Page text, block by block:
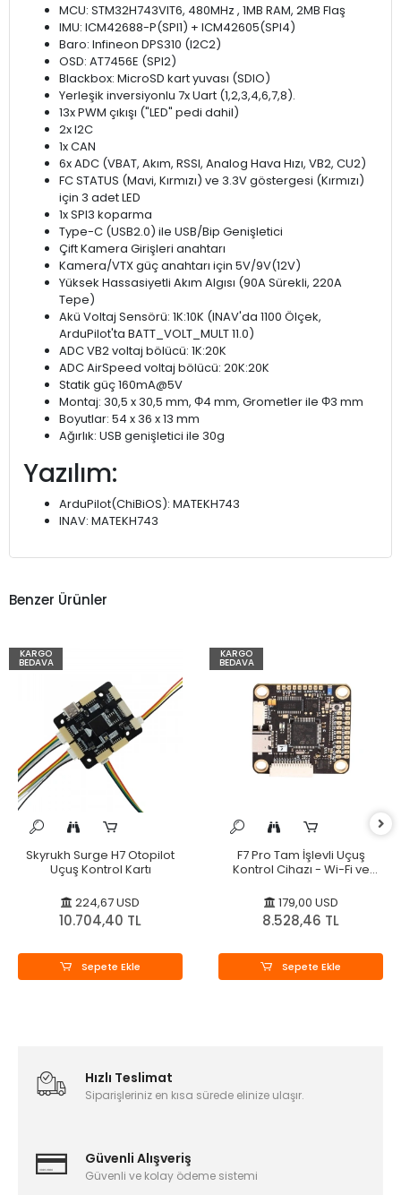
MCU: STM32H743VIT6, 480MHz , 1MB RAM, 2MB Flaş
IMU: ICM42688-P(SPI1) + ICM42605(SPI4)
Baro: Infineon DPS310 (I2C2)
OSD: AT7456E (SPI2)
Blackbox: MicroSD kart yuvası (SDIO)
Yerleşik inversiyonlu 7x Uart (1,2,3,4,6,7,8).
13x PWM çıkışı ("LED" pedi dahil)
2x I2C
1x CAN
6x ADC (VBAT, Akım, RSSI, Analog Hava Hızı, VB2, CU2)
FC STATUS (Mavi, Kırmızı) ve 3.3V göstergesi (Kırmızı)
için 3 adet LED
1x SPI3 koparma
Type-C (USB2.0) ile USB/Bip Genişletici
Çift Kamera Girişleri anahtarı
Kamera/VTX güç anahtarı için 5V/9V(12V)
Yüksek Hassasiyetli Akım Algısı (90A Sürekli, 220A
Tepe)
Akü Voltaj Sensörü: 1K:10K (INAV'da 1100 Ölçek,
ArduPilot'ta BATT_VOLT_MULT 11.0)
ADC VB2 voltaj bölücü: 1K:20K
ADC AirSpeed voltaj bölücü: 20K:20K
Statik güç 160mA@5V
Montaj: 30,5 x 30,5 mm, Φ4 mm, Grometler ile Φ3 mm
Boyutlar: 54 x 36 x 13 mm
Ağırlık: USB genişletici ile 30g
Yazılım:
ArduPilot(ChiBiOS): MATEKH743
INAV: MATEKH743
Benzer Ürünler
KARGO
BEDAVA
Skyrukh Surge H7 Otopilot
Uçuş Kontrol Kartı
224,67 USD
10.704,40 TL
Sepete Ekle
KARGO
BEDAVA
F7 Pro Tam İşlevli Uçuş
Kontrol Cihazı - Wi-Fi ve
179,00 USD
8.528,46 TL
Sepete Ekle
Hızlı Teslimat
Siparişleriniz en kısa sürede elinize ulaşır.
Güvenli Alışveriş
Güvenli ve kolay ödeme sistemi